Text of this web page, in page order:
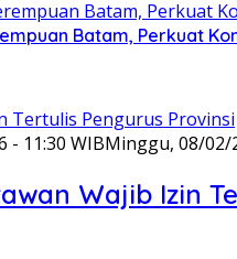
Batam, Perkuat
- 11:30 WIBMinggu, 08/02/
Wajib Izin